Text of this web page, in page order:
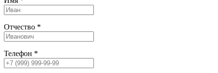
Отчество *
Телефон *